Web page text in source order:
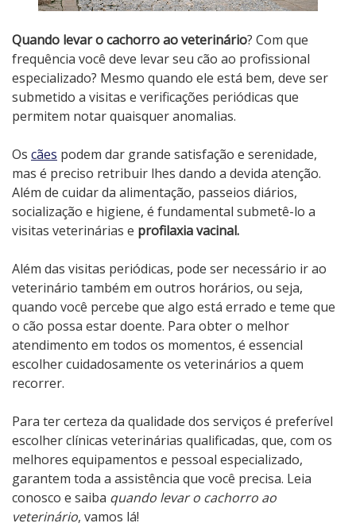
Quando levar o cachorro ao veterinário? Com que
frequência você deve levar seu cão ao profissional
especializado? Mesmo quando ele está bem, deve ser
submetido a visitas e verificações periódicas que
permitem notar quaisquer anomalias.
Os cães podem dar grande satisfação e serenidade,
mas é preciso retribuir lhes dando a devida atenção.
Além de cuidar da alimentação, passeios diários,
socialização e higiene, é fundamental submetê-lo a
visitas veterinárias e profilaxia vacinal.
Além das visitas periódicas, pode ser necessário ir ao
veterinário também em outros horários, ou seja,
quando você percebe que algo está errado e teme que
o cão possa estar doente. Para obter o melhor
atendimento em todos os momentos, é essencial
escolher cuidadosamente os veterinários a quem
recorrer.
Para ter certeza da qualidade dos serviços é preferível
escolher clínicas veterinárias qualificadas, que, com os
melhores equipamentos e pessoal especializado,
garantem toda a assistência que você precisa. Leia
conosco e saiba quando levar o cachorro ao
veterinário, vamos lá!